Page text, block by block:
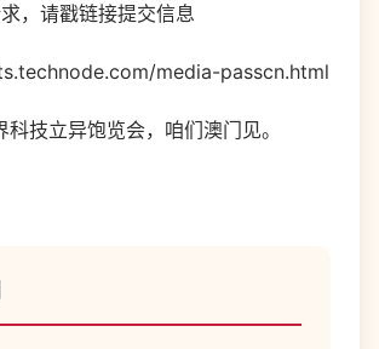
，请戳链接提交信息
media-passcn.html
科技立异饱览会，咱们澳门见。